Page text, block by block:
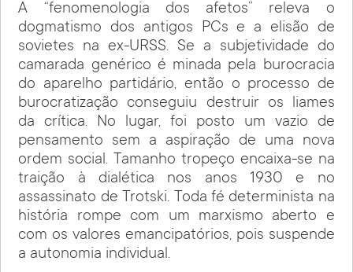
A “fenomenologia dos afetos” releva o
dogmatismo dos antigos PCs e a elisão de
sovietes na ex-URSS. Se a subjetividade do
camarada genérico é minada pela burocracia
do aparelho partidário, então o processo de
burocratização conseguiu destruir os liames
da crítica. No lugar, foi posto um vazio de
pensamento sem a aspiração de uma nova
ordem social. Tamanho tropeço encaixa-se na
traição à dialética nos anos 1930 e no
assassinato de Trotski. Toda fé determinista na
história rompe com um marxismo aberto e
com os valores emancipatórios, pois suspende
a autonomia individual.